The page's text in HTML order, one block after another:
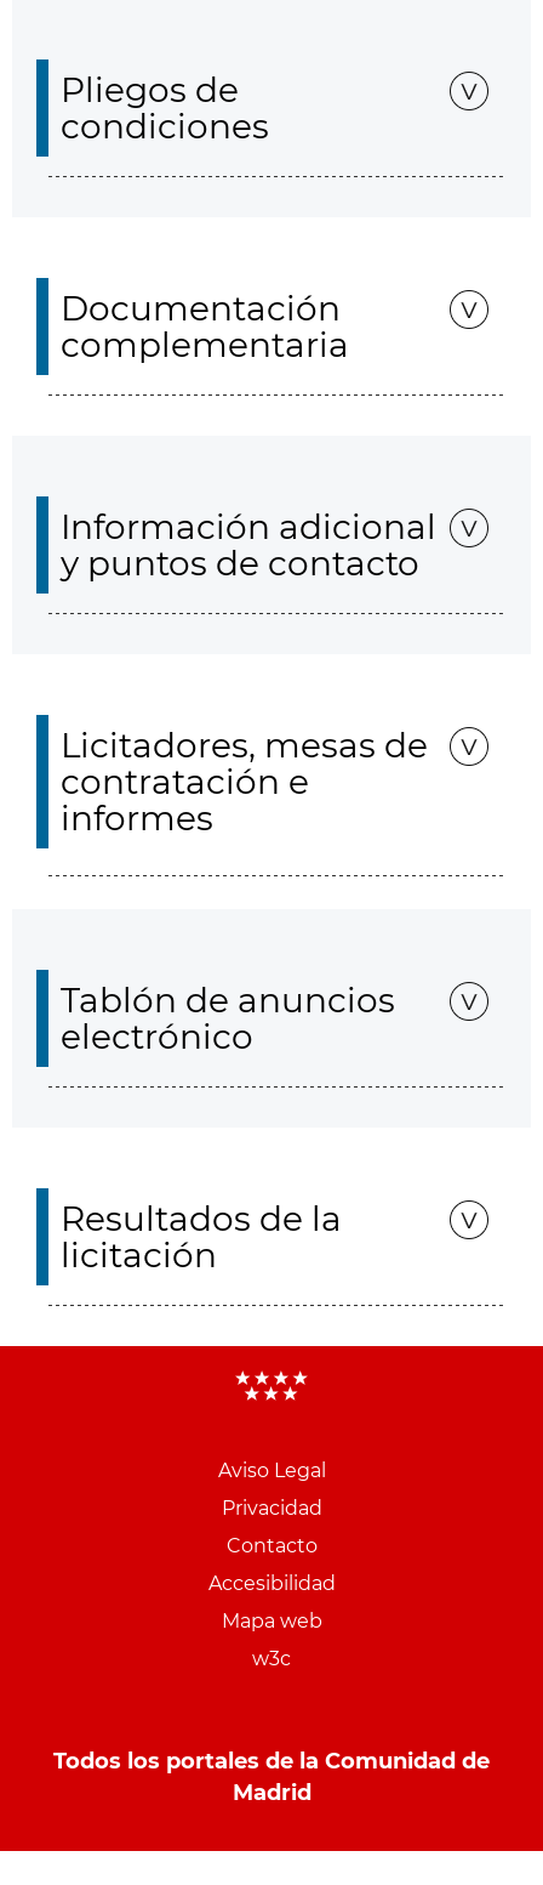
Pliegos de
condiciones
Documentación
complementaria
Información adicional
y puntos de contacto
Licitadores, mesas de
contratación e
informes
Tablón de anuncios
electrónico
Resultados de la
licitación
Aviso Legal
Privacidad
Contacto
Accesibilidad
Mapa web
w3c
Todos los portales de la Comunidad de
Madrid